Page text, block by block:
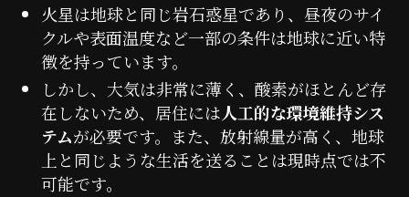
火星は地球と同じ岩石惑星であり、昼夜のサイ
クルや表面温度など一部の条件は地球に近い特
徴を持っています。
しかし、大気は非常に薄く、酸素がほとんど存
在しないため、居住には人工的な環境維持シス
テムが必要です。また、放射線量が高く、地球
上と同じような生活を送ることは現時点では不
可能です。